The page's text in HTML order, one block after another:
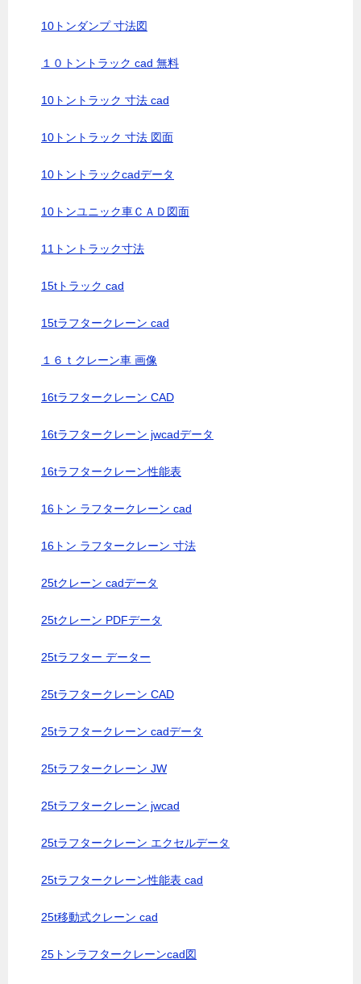
10トンダンプ 寸法図
１０トントラック cad 無料
10トントラック 寸法 cad
10トントラック 寸法 図面
10トントラックcadデータ
10トンユニック車ＣＡＤ図面
11トントラック寸法
15tトラック cad
15tラフタークレーン cad
１６ｔクレーン車 画像
16tラフタークレーン CAD
16tラフタークレーン jwcadデータ
16tラフタークレーン性能表
16トン ラフタークレーン cad
16トン ラフタークレーン 寸法
25tクレーン cadデータ
25tクレーン PDFデータ
25tラフター データー
25tラフタークレーン CAD
25tラフタークレーン cadデータ
25tラフタークレーン JW
25tラフタークレーン jwcad
25tラフタークレーン エクセルデータ
25tラフタークレーン性能表 cad
25t移動式クレーン cad
25トンラフタークレーンcad図